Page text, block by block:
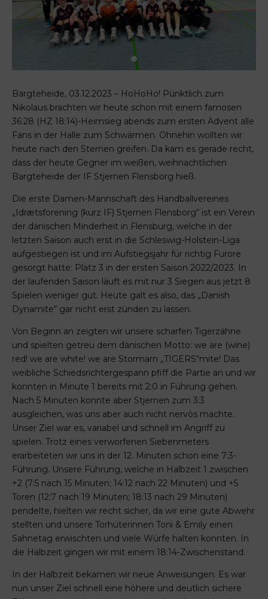
Bargteheide, 03.12.2023 – HoHoHo! Pünktlich zum
Nikolaus brachten wir heute schon mit einem famosen
36:28 (HZ 18:14)-Heimsieg abends zum ersten Advent alle
Fans in der Halle zum Schwärmen. Ohnehin wollten wir
heute nach den Sternen greifen. Da kam es gerade recht,
dass der heute Gegner im weißen, weihnachtlichen
Bargteheide der IF Stjernen Flensborg hieß.
Die erste Damen-Mannschaft des Handballvereines
„Idrætsforening (kurz IF) Stjernen Flensborg“ ist ein Verein
der dänischen Minderheit in Flensburg, welche in der
letzten Saison auch erst in die Schleswig-Holstein-Liga
aufgestiegen ist und im Aufstiegsjahr für richtig Furore
gesorgt hatte: Platz 3 in der ersten Saison 2022/2023. In
der laufenden Saison läuft es mit nur 3 Siegen aus jetzt 8
Spielen weniger gut. Heute galt es also, das „Danish
Dynamite“ gar nicht erst zünden zu lassen.
Von Beginn an zeigten wir unsere scharfen Tigerzähne
und spielten getreu dem dänischen Motto: we are (wine)
red! we are white! we are Stormarn „TIGERS“mite! Das
weibliche Schiedsrichtergespann pfiff die Partie an und wir
konnten in Minute 1 bereits mit 2:0 in Führung gehen.
Nach 5 Minuten konnte aber Stjernen zum 3:3
ausgleichen, was uns aber auch nicht nervös machte.
Unser Ziel war es, variabel und schnell im Angriff zu
spielen. Trotz eines verworfenen Siebenmeters
erarbeiteten wir uns in der 12. Minuten schon eine 7:3-
Führung. Unsere Führung, welche in Halbzeit 1 zwischen
+2 (7:5 nach 15 Minuten; 14:12 nach 22 Minuten) und +5
Toren (12:7 nach 19 Minuten; 18:13 nach 29 Minuten)
pendelte, hielten wir recht sicher, da wir eine gute Abwehr
stellten und unsere Torhüterinnen Toni & Emily einen
Sahnetag erwischten und viele Würfe halten konnten. In
die Halbzeit gingen wir mit einem 18:14-Zwischenstand.
In der Halbzeit bekamen wir neue Anweisungen. Es war
nun unser Ziel schnell eine höhere und deutlich sichere